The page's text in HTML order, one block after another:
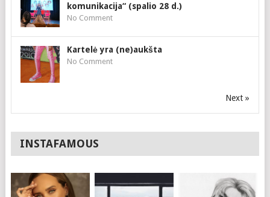
komunikacija“ (spalio 28 d.)
No Comment
Kartelė yra (ne)aukšta
No Comment
Next »
INSTAFAMOUS